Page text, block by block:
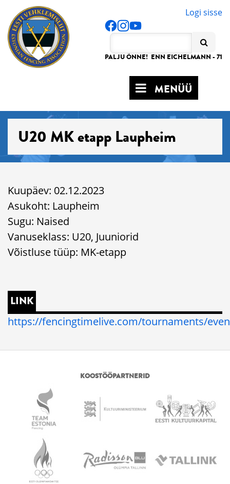
Logi sisse
PALJU ÕNNE! ENN EICHELMANN - 71
MENÜÜ
U20 MK etapp Laupheim
Kuupäev: 02.12.2023
Asukoht: Laupheim
Sugu: Naised
Vanuseklass: U20, Juuniorid
Võistluse tüüp: MK-etapp
LINK
https://fencingtimelive.com/tournaments/
KOOSTÖÖPARTNERID